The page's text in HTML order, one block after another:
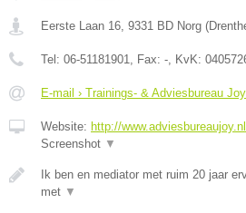
Eerste Laan 16 9331 BD Norg (
Tel: 06-51181901 , Fax: - , KvK:
E-mail › Trainings- & Adviesbureau Joy
Website: http://
Screenshot ▼
Ik ben en mediator met ruim 20 jaar
met ▼